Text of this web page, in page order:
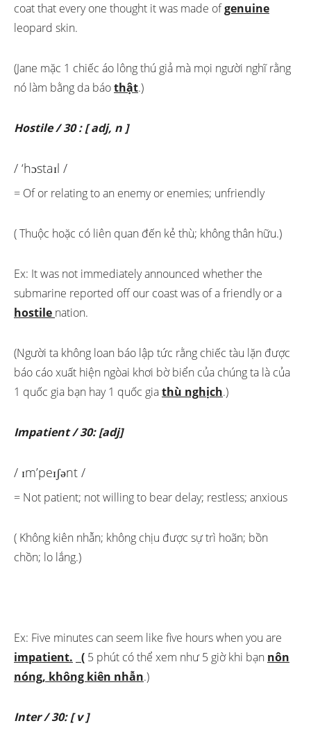
coat that every one thought it was made ofgenuine
leopard skin.
(Jane mặc 1 chiếc áo lông thú giả mà mọi người nghĩ rằng
nó làm bằng da báothật.)
Hostile / 30 : [ adj, n ]
/ ‘hɔstaɪl /
= Of or relating to an enemy or enemies; unfriendly
( Thuộc hoặc có liên quan đến kẻ thù; không thân hữu.)
Ex: It was not immediately announced whether the
submarine reported off our coast was of a friendly or a
hostile nation.
(Người ta không loan báo lập tức rằng chiếc tàu lặn được
báo cáo xuất hiện ngòai khơi bờ biển của chúng ta là của
1 quốc gia bạn hay 1 quốc giathù nghịch.)
Impatient / 30: [adj]
/ ɪm’peɪʃənt /
= Not patient; not willing to bear delay; restless; anxious
( Không kiên nhẫn; không chịu được sự trì hoãn; bồn
chồn; lo lắng.)
Ex: Five minutes can seem like five hours when you are
impatient. ( 5 phút có thể xem như 5 giờ khi bạn nôn
nóng, không kiên nhẫn.)
Inter / 30: [ v ]